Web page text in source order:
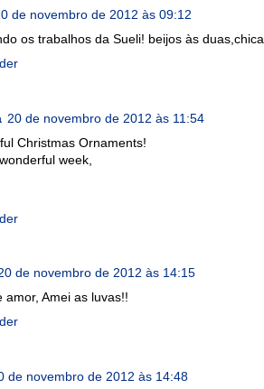
de novembro de 2012 às 09:12
os trabalhos da Sueli! beijos às duas,chica
20 de novembro de 2012 às 11:54
Christmas Ornaments!
week,
de novembro de 2012 às 14:15
amor, Amei as luvas!!
de novembro de 2012 às 14:48